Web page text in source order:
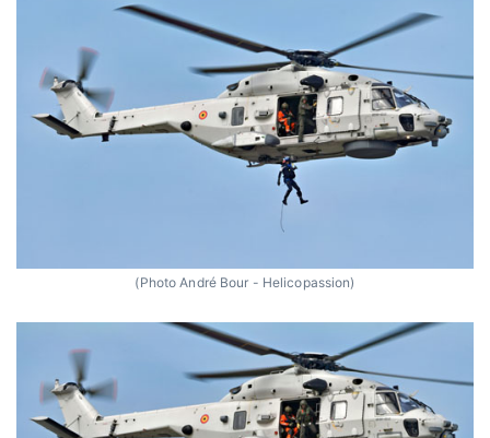
(Photo André Bour - Helicopassion)